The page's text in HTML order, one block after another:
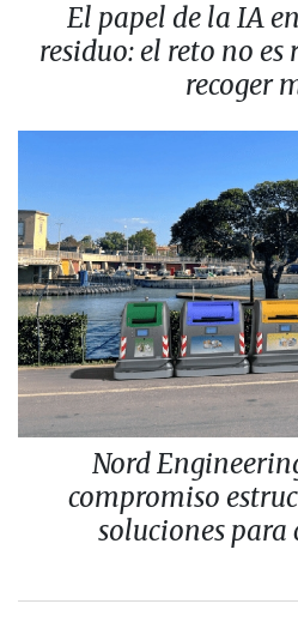
El papel de la IA
residuo: el reto no es
recoger
Nord
compromiso
soluciones para